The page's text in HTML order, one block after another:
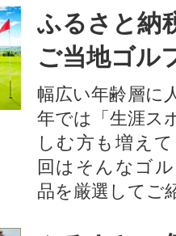
ふるさと納
ご当地ゴル
幅広い年齢層に
年では「生涯ス
しむ方も増え
回はそんなゴ
品を厳選してご